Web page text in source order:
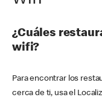
¿Cuáles
wifi?
Para encontrar los
cerca de ti, usa el